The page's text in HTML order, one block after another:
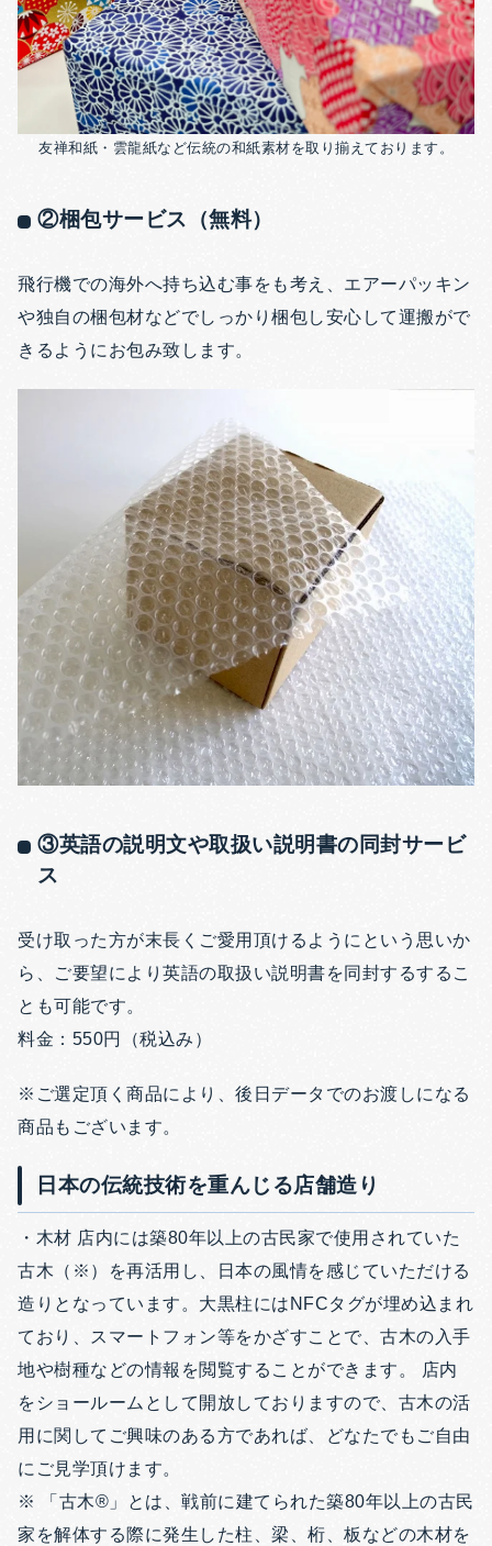
友禅和紙・雲龍紙など伝統の和紙素材を取り揃えております。
②梱包サービス（無料）
飛行機での海外へ持ち込む事をも考え、エアーパッキン
や独自の梱包材などでしっかり梱包し安心して運搬がで
きるようにお包み致します。
③英語の説明文や取扱い説明書の同封サービ
ス
受け取った方が末長くご愛用頂けるようにという思いか
ら、ご要望により英語の取扱い説明書を同封するするこ
とも可能です。
料金：550円（税込み）
※ご選定頂く商品により、後日データでのお渡しになる
商品もございます。
日本の伝統技術を重んじる店舗造り
・木材 店内には築80年以上の古民家で使用されていた
古木（※）を再活用し、日本の風情を感じていただける
造りとなっています。大黒柱にはNFCタグが埋め込まれ
ており、スマートフォン等をかざすことで、古木の入手
地や樹種などの情報を閲覧することができます。 店内
をショールームとして開放しておりますので、古木の活
用に関してご興味のある方であれば、どなたでもご自由
にご見学頂けます。
※ 「古木®」とは、戦前に建てられた築80年以上の古民
家を解体する際に発生した柱、梁、桁、板などの木材を